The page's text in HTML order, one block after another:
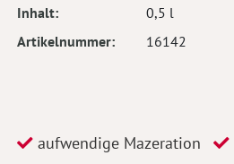
Inhalt
0,5 l
Artikelnummer
16142
aufwendige Mazeration